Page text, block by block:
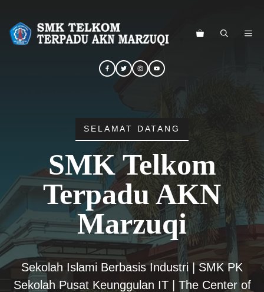
SELAMAT DATANG
SMK Telkom
Terpadu AKN
Marzuqi
Sekolah Islami Berbasis Industri | SMK PK
Sekolah Pusat Keunggulan IT | The Center of